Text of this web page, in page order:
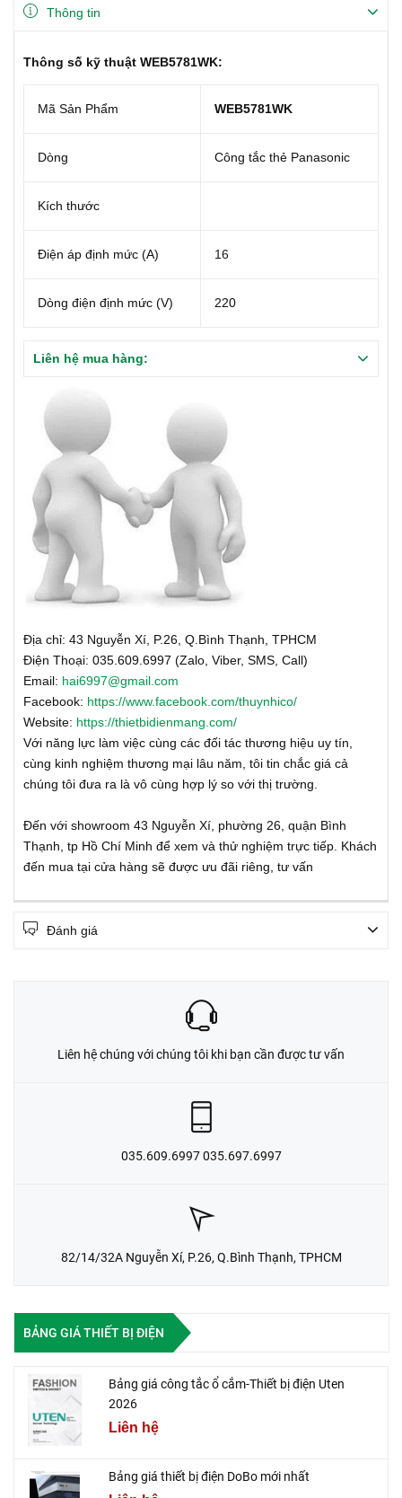
Thông tin
Thông số kỹ thuật WEB5781WK:
Mã Sản Phẩm WEB5781WK
Dòng Công tắc thẻ Panasonic
Kích thước
Điện áp định mức (A) 16
Dòng điện định mức (V) 220
Liên hệ mua hàng:
Địa chỉ: 43 Nguyễn Xí, P.26, Q.Bình Thạnh, TPHCM
Điện Thoại: 035.609.6997 (Zalo, Viber, SMS, Call)
Email: hai6997@gmail.com
Facebook: https://www.facebook.com/thuynhico/
Website: https://thietbidienmang.com/
Với năng lực làm việc cùng các đối tác thương hiệu uy tín,
cùng kinh nghiệm thương mại lâu năm, tôi tin chắc giá cả
chúng tôi đưa ra là vô cùng hợp lý so với thị trường.
Đến với showroom 43 Nguyễn Xí, phường 26, quận Bình
Thạnh, tp Hồ Chí Minh để xem và thử nghiệm trực tiếp. Khách
đến mua tại cửa hàng sẽ được ưu đãi riêng, tư vấn
Đánh giá
Liên hệ chúng với chúng tôi khi bạn cần được tư vấn
035.609.6997 035.697.6997
82/14/32A Nguyễn Xí, P.26, Q.Bình Thạnh, TPHCM
BẢNG GIÁ THIẾT BỊ ĐIỆN
Bảng giá công tắc ổ cắm-Thiết bị điện Uten
2026
Liên hệ
Bảng giá thiết bị điện DoBo mới nhất